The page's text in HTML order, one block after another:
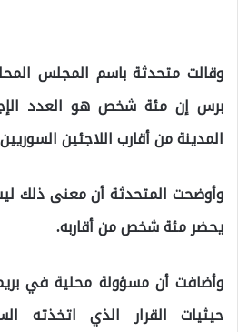
وقالت متحدثة باسم المجلس
برس إن مئة شخص هو العدد
المدينة من أقارب اللاجئين
وأوضحت المتحدثة أن معنى ذلك
يحضر مئة شخص من أقاربه.
وأضافت أن مسؤولة محلية في
حيثيات القرار الذي اتخذته